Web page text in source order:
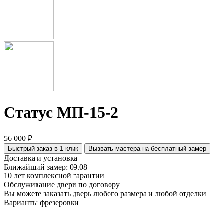
Статус МП-15-2
56 000 ₽
Быстрый заказ в 1 клик Вызвать мастера на бесплатный замер
Доставка и установка
Ближайший замер: 09.08
10 лет комплексной гарантии
Обслуживание двери по договору
Вы можете заказать дверь любого размера и любой отделки
Варианты фрезеровки